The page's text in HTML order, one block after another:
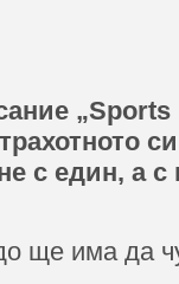
с един, а
ще има да